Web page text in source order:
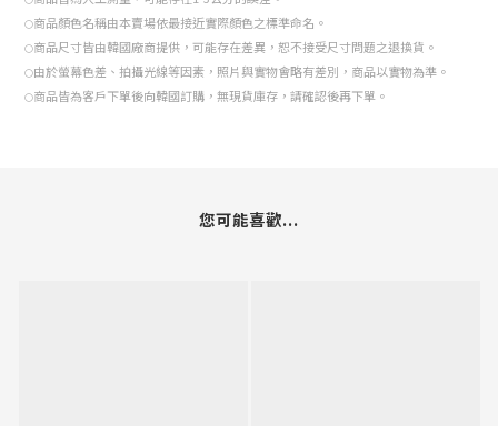
○商品顏色名稱由本賣場依最接近實際顏色之標準命名。
○商品尺寸皆由韓國廠商提供，可能存在差異，恕不接受尺寸問題之退換貨。
○由於螢幕色差、拍攝光線等因素，照片與實物會略有差別，商品以實物為準。
○商品皆為客戶下單後向韓國訂購，無現貨庫存，請確認後再下單。
您可能喜歡...